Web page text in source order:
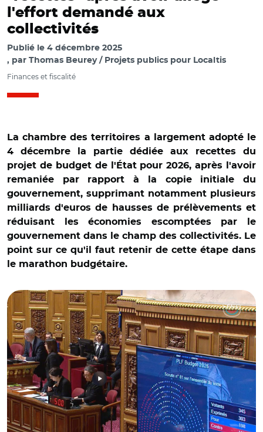
l'effort demandé aux
collectivités
Publié le 4 décembre 2025
par Thomas Beurey / Projets publics pour Localtis
Finances et fiscalité
La chambre des territoires a largement adopté le
4 décembre la partie dédiée aux recettes du
projet de budget de l'État pour 2026, après l'avoir
remaniée par rapport à la copie initiale du
gouvernement, supprimant notamment plusieurs
milliards d'euros de hausses de prélèvements et
réduisant les économies escomptées par le
gouvernement dans le champ des collectivités. Le
point sur ce qu'il faut retenir de cette étape dans
le marathon budgétaire.